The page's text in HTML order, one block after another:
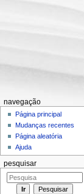
navegação
Página principal
Mudanças recentes
Página aleatória
Ajuda
pesquisar